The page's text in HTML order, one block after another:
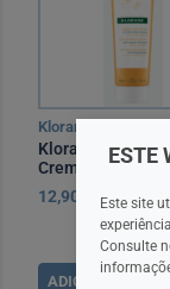
Klorane
Klorane Dermo
Creme
150 ml
12,90EUR
ADICIONAR
ESTE
Este site
Consulte